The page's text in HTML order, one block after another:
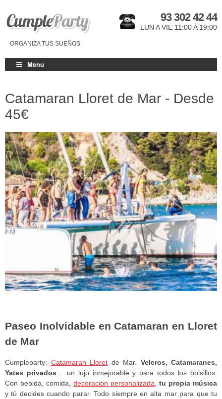
ORGANIZA TUS SUEÑOS
93 302 42 44
LUN A VIE 11:00 A 19:00
Menu
Catamaran Lloret de Mar - Desde
45€
Paseo Inolvidable en Catamaran en Lloret
de Mar
Cumpleparty: Catamaran Lloret de Mar. Veleros, Catamaranes,
Yates privados … un lujo inmejorable y para todos los bolsillos.
Con bebida, comida, decoración personalizada
tu propia música
y tú decides cuando parar. Todo siempre en alta mar para que tu